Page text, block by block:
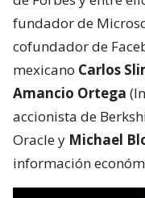
fundador de
cofundador de
mexicano Carlos
Amancio Ortega
accionista de
Oracle y Michael
información